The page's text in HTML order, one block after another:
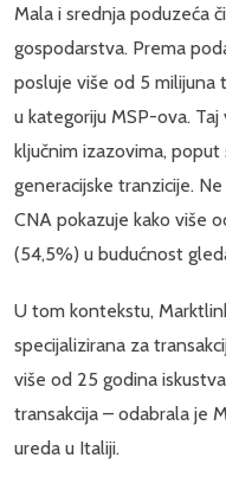
Mala i srednja poduzeća
gospodarstva. Prema
posluje više od 5 milijuna
u kategoriju MSP-ova.
ključnim izazovima,
generacijske tranzicije.
CNA pokazuje kako više
(54,5%) u budućnost
U tom kontekstu,
specijalizirana za
više od 25 godina
transakcija – odabrala je
ureda u Italiji.